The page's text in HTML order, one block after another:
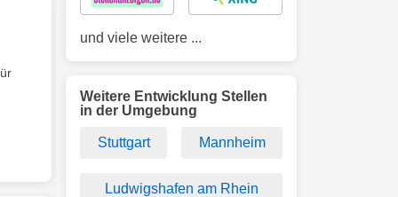
und viele weitere ...
Weitere Entwicklung Stellen
in der Umgebung
Stuttgart Mannheim
Ludwigshafen am Rhein